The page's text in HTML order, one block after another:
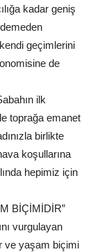
kadar geniş
geçimlerini
de
ilk
toprağa emanet
birlikte
koşullarına
hepimiz için
BİÇİMİDİR”
vurgulayan
ve yaşam biçimi